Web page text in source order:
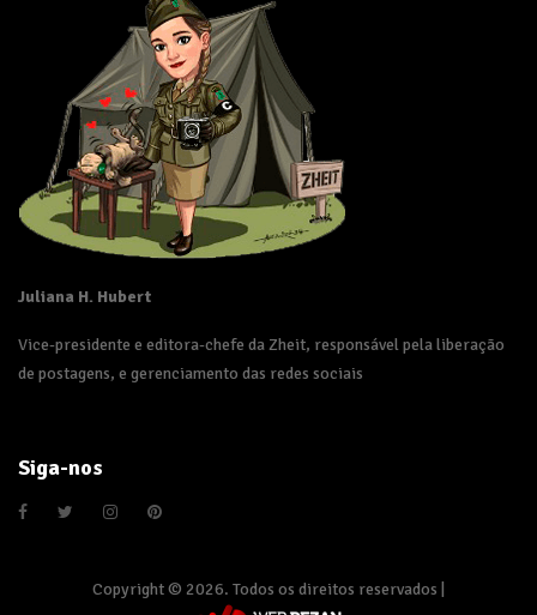
Juliana H. Hubert
Vice-presidente e editora-chefe da Zheit, responsável pela liberação
de postagens, e gerenciamento das redes sociais
Siga-nos
Copyright © 2026. Todos os direitos reservados |